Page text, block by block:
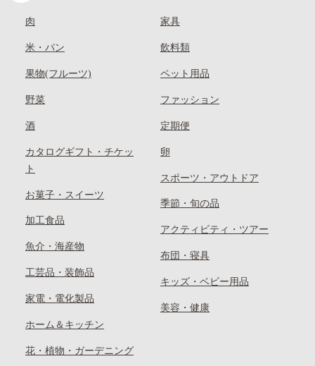
肉
米・パン
果物(フルーツ)
野菜
酒
カタログギフト・チケッ
ト
お菓子・スイーツ
加工食品
魚介・海産物
工芸品・装飾品
家電・電化製品
ホーム＆キッチン
花・植物・ガーデニング
家具
飲料類
ペット用品
ファッション
定期便
卵
スポーツ・アウトドア
季節・旬の品
アクティビティ・ツアー
布団・寝具
キッズ・ベビー用品
美容・健康